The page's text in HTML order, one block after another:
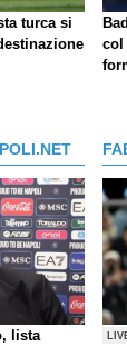
turca si
col
lista